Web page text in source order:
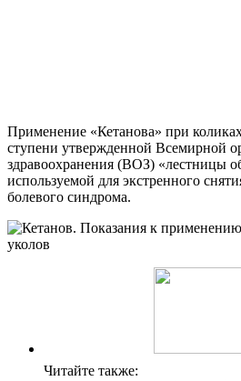
Применение «Кетанова» при
ступени утвержденной Всемирной
здравоохранения (ВОЗ) «лестницы
используемой для экстренного
болевого синдрома.
Читайте также: